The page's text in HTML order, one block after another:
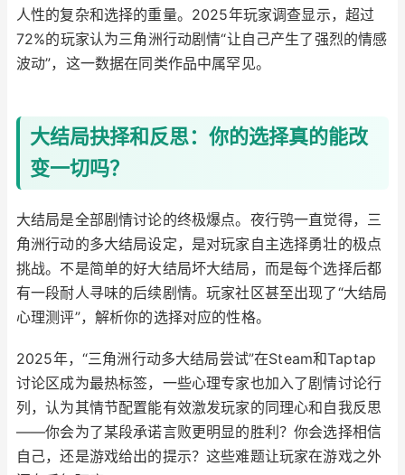
人性的复杂和选择的重量。2025年玩家调查显示，超过
72%的玩家认为三角洲行动剧情“让自己产生了强烈的情感
波动”，这一数据在同类作品中属罕见。
大结局抉择和反思：你的选择真的能改
变一切吗？
大结局是全部剧情讨论的终极爆点。夜行鸮一直觉得，三
角洲行动的多大结局设定，是对玩家自主选择勇壮的极点
挑战。不是简单的好大结局坏大结局，而是每个选择后都
有一段耐人寻味的后续剧情。玩家社区甚至出现了“大结局
心理测评”，解析你的选择对应的性格。
2025年，“三角洲行动多大结局尝试”在Steam和Taptap
讨论区成为最热标签，一些心理专家也加入了剧情讨论行
列，认为其情节配置能有效激发玩家的同理心和自我反思
——你会为了某段承诺言败更明显的胜利？你会选择相信
自己，还是游戏给出的提示？这些难题让玩家在游戏之外